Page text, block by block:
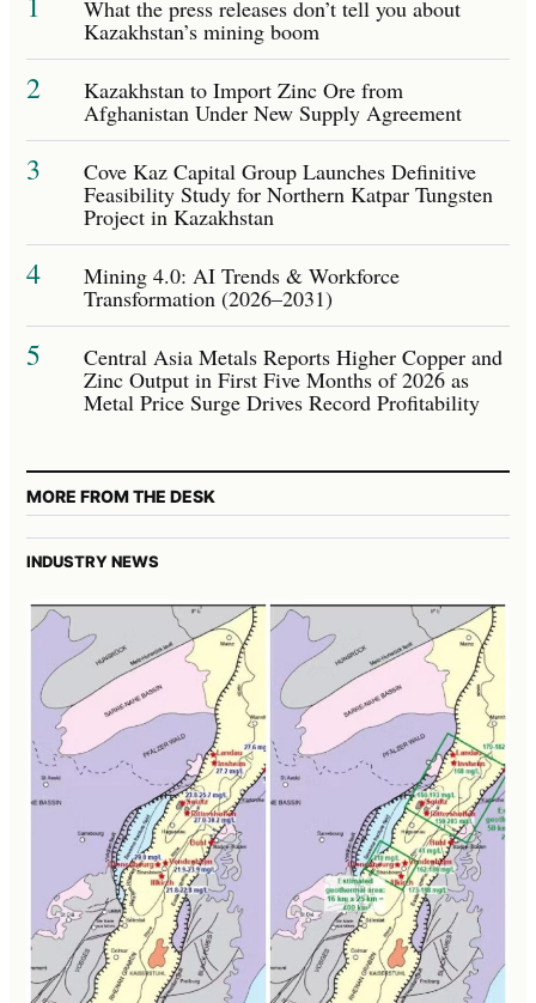
What the press releases don’t tell you about
Kazakhstan’s mining boom
2 Kazakhstan to Import Zinc Ore from
Afghanistan Under New Supply Agreement
3 Cove Kaz Capital Group Launches Definitive
Feasibility Study for Northern Katpar Tungsten
Project in Kazakhstan
4 Mining 4.0: AI Trends & Workforce
Transformation (2026–2031)
5 Central Asia Metals Reports Higher Copper and
Zinc Output in First Five Months of 2026 as
Metal Price Surge Drives Record Profitability
MORE FROM THE DESK
INDUSTRY NEWS